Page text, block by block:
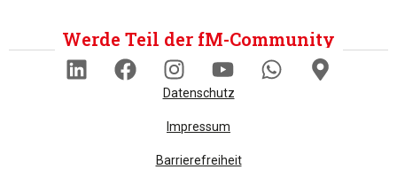
Werde Teil der fM-Community
Datenschutz
Impressum
Barrierefreiheit